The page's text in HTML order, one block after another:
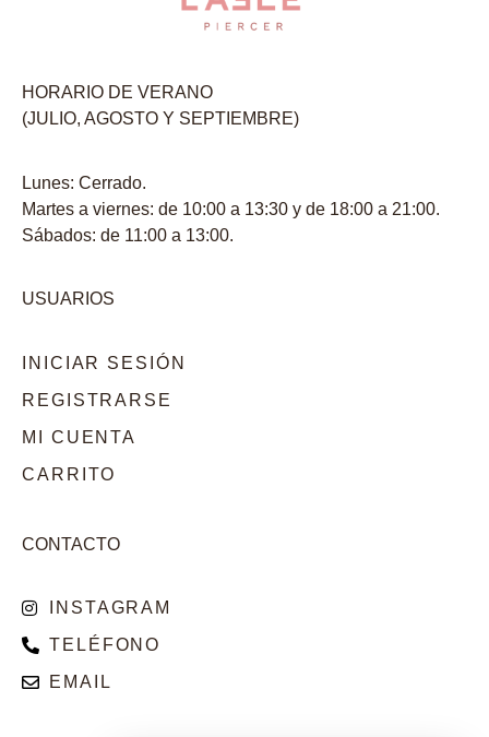
HORARIO DE VERANO
(JULIO, AGOSTO Y SEPTIEMBRE)
Lunes: Cerrado.
Martes a viernes: de 10:00 a 13:30 y de 18:00 a 21:00.
Sábados: de 11:00 a 13:00.
USUARIOS
INICIAR SESIÓN
REGISTRARSE
MI CUENTA
CARRITO
CONTACTO
INSTAGRAM
TELÉFONO
EMAIL